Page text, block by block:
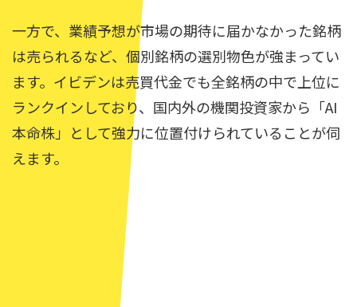
一方で、業績予想が市場の期待に届かなかった銘柄
は売られるなど、個別銘柄の選別物色が強まってい
ます。イビデンは売買代金でも全銘柄の中で上位に
ランクインしており、国内外の機関投資家から「AI
本命株」として強力に位置付けられていることが伺
えます。